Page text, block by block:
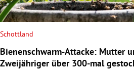
Schottland
Bienenschwarm-Attacke: Mutter
Zweijähriger über 300-mal